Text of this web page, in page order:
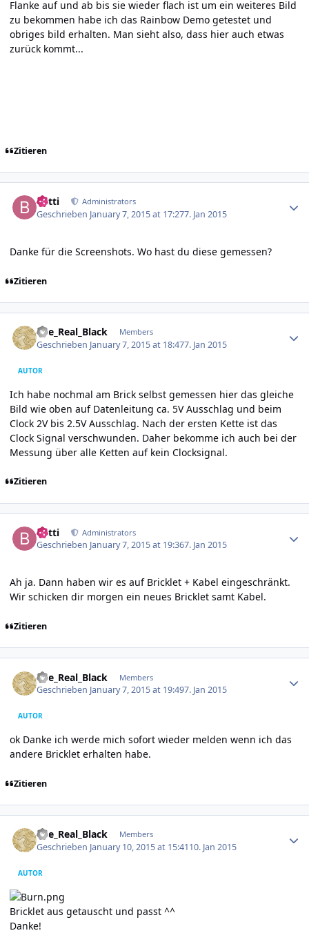
Flanke auf und ab bis sie wieder flach ist um ein weiteres Bild
zu bekommen habe ich das Rainbow Demo getestet und
obriges bild erhalten. Man sieht also, dass hier auch etwas
zurück kommt...
Zitieren
batti Administrators
Geschrieben January 7, 2015 at 17:277. Jan 2015
Danke für die Screenshots. Wo hast du diese gemessen?
Zitieren
The_Real_Black Members
Geschrieben January 7, 2015 at 18:477. Jan 2015
AUTOR
Ich habe nochmal am Brick selbst gemessen hier das gleiche
Bild wie oben auf Datenleitung ca. 5V Ausschlag und beim
Clock 2V bis 2.5V Ausschlag. Nach der ersten Kette ist das
Clock Signal verschwunden. Daher bekomme ich auch bei der
Messung über alle Ketten auf kein Clocksignal.
Zitieren
batti Administrators
Geschrieben January 7, 2015 at 19:367. Jan 2015
Ah ja. Dann haben wir es auf Bricklet + Kabel eingeschränkt.
Wir schicken dir morgen ein neues Bricklet samt Kabel.
Zitieren
The_Real_Black Members
Geschrieben January 7, 2015 at 19:497. Jan 2015
AUTOR
ok Danke ich werde mich sofort wieder melden wenn ich das
andere Bricklet erhalten habe.
Zitieren
The_Real_Black Members
Geschrieben January 10, 2015 at 15:4110. Jan 2015
AUTOR
Bricklet aus getauscht und passt ^^
Danke!